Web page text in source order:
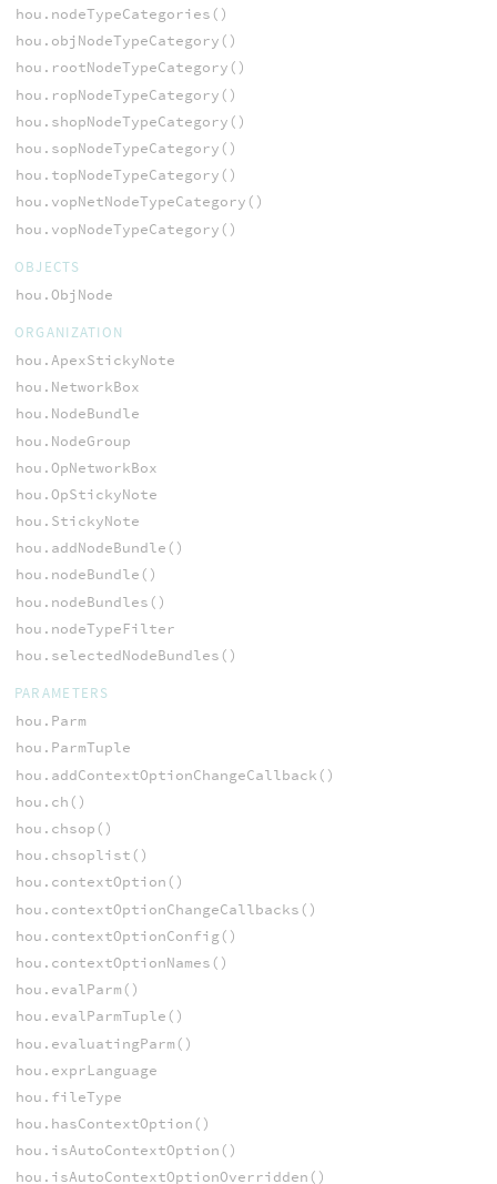
hou.nodeTypeCategories()
hou.objNodeTypeCategory()
hou.rootNodeTypeCategory()
hou.ropNodeTypeCategory()
hou.shopNodeTypeCategory()
hou.sopNodeTypeCategory()
hou.topNodeTypeCategory()
hou.vopNetNodeTypeCategory()
hou.vopNodeTypeCategory()
OBJECTS
hou.ObjNode
ORGANIZATION
hou.ApexStickyNote
hou.NetworkBox
hou.NodeBundle
hou.NodeGroup
hou.OpNetworkBox
hou.OpStickyNote
hou.StickyNote
hou.addNodeBundle()
hou.nodeBundle()
hou.nodeBundles()
hou.nodeTypeFilter
hou.selectedNodeBundles()
PARAMETERS
hou.Parm
hou.ParmTuple
hou.addContextOptionChangeCallback()
hou.ch()
hou.chsop()
hou.chsoplist()
hou.contextOption()
hou.contextOptionChangeCallbacks()
hou.contextOptionConfig()
hou.contextOptionNames()
hou.evalParm()
hou.evalParmTuple()
hou.evaluatingParm()
hou.exprLanguage
hou.fileType
hou.hasContextOption()
hou.isAutoContextOption()
hou.isAutoContextOptionOverridden()